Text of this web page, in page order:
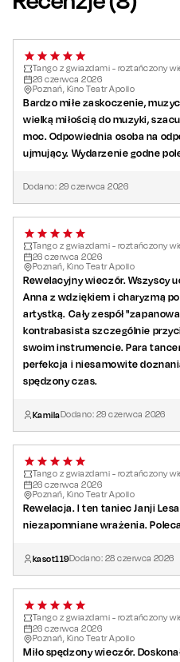
przez najlepszych artystów
To propozycja dla tych,
czas: dać się porwać
atmosfery i zobaczyć, jak
zamienić koncert w
rozrywki na najwyższym
Ciebie.
Tango z gwiazdami - roztańczony
26 czerwca 2026
Poznań, Kino Teatr Apollo
Bardzo miłe zaskoczenie,
wielką miłością do muzyki,
moc. Odpowiednia osoba na
ujmujący. Wydarzenie godne
Dodano: 29 czerwca 2026
Tango z gwiazdami - roztańczony
26 czerwca 2026
Poznań, Kino Teatr Apollo
Rewelacyjny wieczór. Wszyscy
Anna z wdziękiem i charyzmą
artystką. Cały zespół
kontrabasista szczególnie
swoim instrumencie. Para
perfekcja i niesamowite
spędzony czas.
KamilaDodano: 29 czerwca 2026
Tango z gwiazdami - roztańczony
26 czerwca 2026
Poznań, Kino Teatr Apollo
Rewelacja. I ten taniec Janji
niezapomniane wrażenia.
kasot119Dodano: 28 czerwca 2026
Tango z gwiazdami - roztańczony
26 czerwca 2026
Poznań, Kino Teatr Apollo
Miło spędzony wieczór.